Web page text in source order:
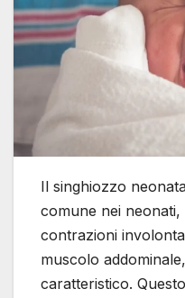
Il singhiozzo
comune nei
contrazioni
muscolo
caratteristico.